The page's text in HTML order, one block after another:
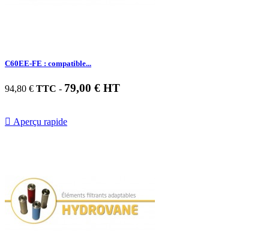
C60EE-FE : compatible...
94,80 € TTC - 79,00 € HT
 Aperçu rapide